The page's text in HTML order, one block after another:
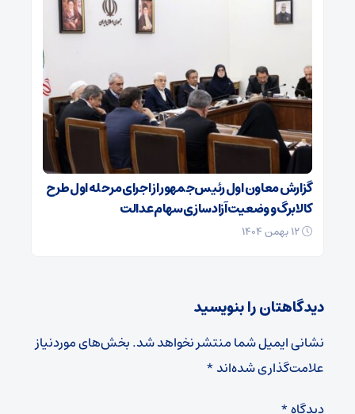
گزارش معاون اول رئیس‌جمهور از اجرای مرحله اول طرح
کالابرگ و وضعیت آزادسازی سهام عدالت
دیدگاهتان را بنویسید
نشانی ایمیل شما منتشر نخواهد شد.بخش‌های موردنیاز
علامت‌گذاری شده‌اند*
دیدگاه*